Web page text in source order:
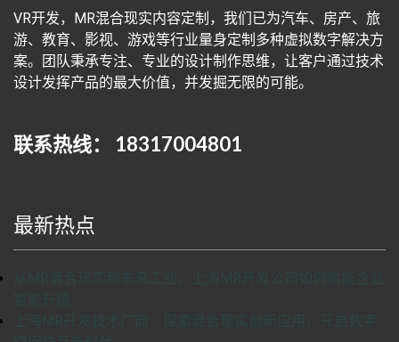
VR开发，MR混合现实内容定制，我们已为汽车、房产、旅
游、教育、影视、游戏等行业量身定制多种虚拟数字解决方
案。团队秉承专注、专业的设计制作思维，让客户通过技术
设计发挥产品的最大价值，并发掘无限的可能。
联系热线： 18317004801
最新热点